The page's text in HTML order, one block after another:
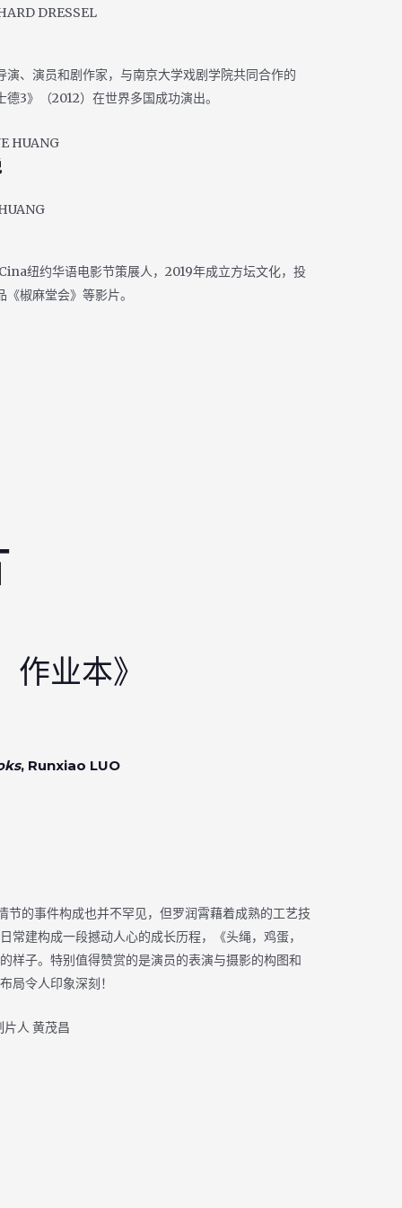
DRESSEL
演、演员和剧作家，与南京大学戏剧学院共同合作的
德3》（2012）在世界多国成功演出。
纽约华语电影节策展人，2019年成立方坛文化，投
《椒麻堂会》等影片。
业本》
, Runxiao LUO
的事件构成也并不罕见，但罗润霄藉着成熟的工艺技
常建构成一段撼动人心的成长历程，《头绳，鸡蛋，
样子。特别值得赞赏的是演员的表演与摄影的构图和
局令人印象深刻！
昌